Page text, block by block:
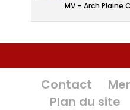
MV – Arch Plaine
Contact
Plan du site